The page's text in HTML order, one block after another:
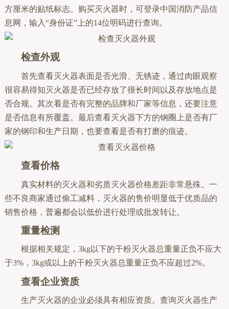
方厘米的贴纸标志。购买灭火器时，可登录中国消防产品信
息网，输入“身份证”上的14位明码进行查询。
检查外观
首先查看灭火器表面是否光滑、无锈迹，通过肉眼观察
很容易得知灭火器是否已经存放了很长时间以及存放地点是
否合规。其次看是否有完整的品牌和厂家等信息，还要注意
是否信息有所覆盖。最后查看灭火器下方的钢圈上是否有厂
家的钢印和生产日期，也要查看是否有打磨的痕迹。
查看价格
真实材料的灭火器和劣质灭火器价格差距非常悬殊。一
些不良商家通过偷工减料，灭火器的售价明显低于优质品的
销售价格，普遍都会以低价进行处理或批发转让。
重量检测
根据相关规定，3kg以下的干粉灭火器总重量正负不应大
于3%，3kg或以上的干粉灭火器总重量正负不应超过2%。
查看企业资质
生产灭火器的企业必须具有相应资质。查询灭火器生产